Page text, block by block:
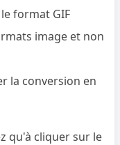
format GIF
image et non
la conversion en
qu'à cliquer sur le